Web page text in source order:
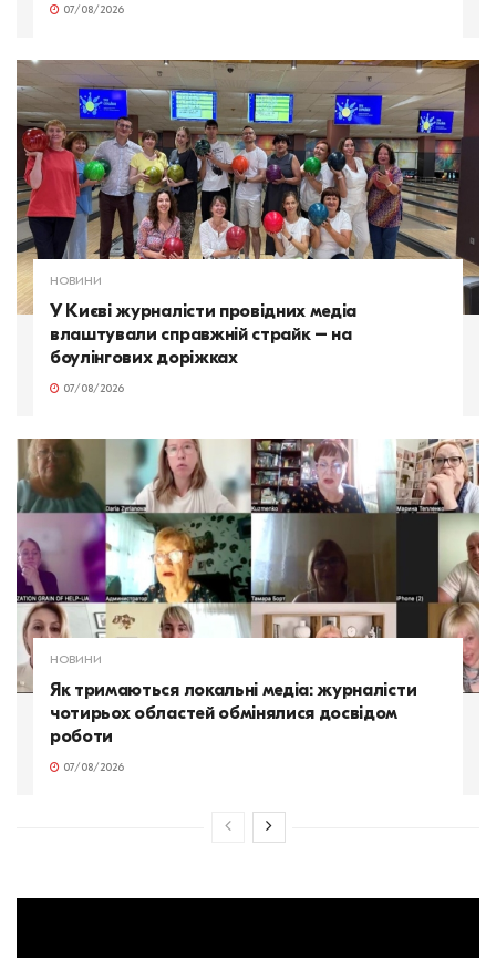
07/08/2026
НОВИНИ
У Києві журналісти провідних медіа
влаштували справжній страйк – на
боулінгових доріжках
07/08/2026
НОВИНИ
Як тримаються локальні медіа: журналісти
чотирьох областей обмінялися досвідом
роботи
07/08/2026